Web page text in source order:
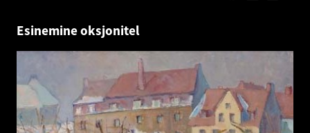
Esinemine oksjonitel